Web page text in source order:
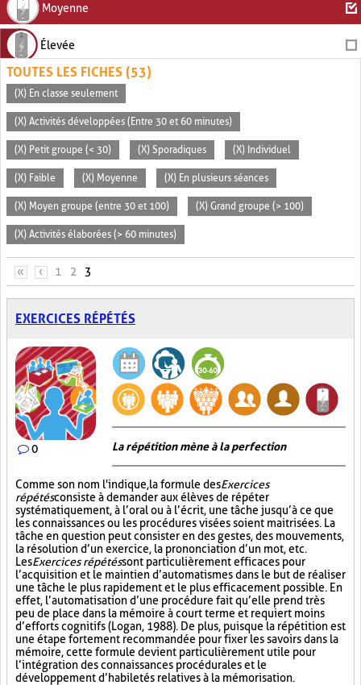
Moyenne
Élevée
TOUTES LES FICHES (53)
(X) En classe seulement
(X) Activités développées (Entre 30 et 60 minutes)
(X) Petit groupe (< 30) (X) Sporadiques (X) Individuel
(X) Faible (X) Moyenne (X) En plusieurs séances
(X) Moyen groupe (entre 30 et 100) (X) Grand groupe (> 100)
(X) Activités élaborées (> 60 minutes)
PAGES
« ‹ 1 2 3
EXERCICES RÉPÉTÉS
0 La répétition mène à la perfection
Comme son nom l'indique, la formule desExercices
répétésconsiste à demander aux élèves de répéter
systématiquement, à l’oral ou à l’écrit, une tâche jusqu’à ce que
les connaissances ou les procédures visées soient maitrisées. La
tâche en question peut consister en des gestes, des mouvements,
la résolution d’un exercice, la prononciation d’un mot, etc.
LesExercices répétéssont particulièrement efficaces pour
l’acquisition et le maintien d’automatismes dans le but de réaliser
une tâche le plus rapidement et le plus efficacement possible. En
effet, l’automatisation d’une procédure fait qu’elle prend très
peu de place dans la mémoire à court terme et requiert moins
d’efforts cognitifs (Logan, 1988). De plus, puisque la répétition est
une étape fortement recommandée pour fixer les savoirs dans la
mémoire, cette formule devient particulièrement utile pour
l’intégration des connaissances procédurales et le
développement d’habiletés relatives à la mémorisation.